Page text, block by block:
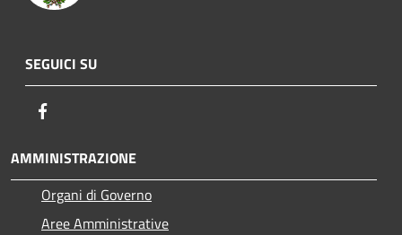
SEGUICI SU
AMMINISTRAZIONE
Organi di Governo
Aree Amministrative